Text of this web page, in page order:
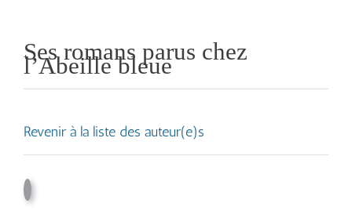
Revenir à la liste des auteur(e)s
Ses romans parus chez
l’Abeille bleue